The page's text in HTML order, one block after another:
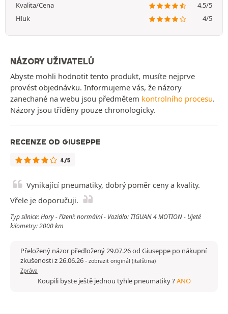
Kvalita/Cena
4.5/5
Hluk
4/5
NÁZORY UŽIVATELŮ
Abyste mohli hodnotit tento produkt, musíte nejprve
provést objednávku. Informujeme vás, že názory
zanechané na webu jsou předmětem kontrolního procesu.
Názory jsou tříděny pouze chronologicky.
RECENZE OD GIUSEPPE
4/5
Vynikající pneumatiky, dobrý poměr ceny a kvality.
Vřele je doporučuji.
Typ silnice: Hory - řízení: normální - Vozidlo: TIGUAN 4 MOTION - Ujeté
kilometry: 2000 km
Přeložený názor předložený 29.07.26 od Giuseppe po nákupní
zkušenosti z 26.06.26- zobrazit originál (italština)
Zpráva
Koupili byste ještě jednou tyhle pneumatiky ?ANO